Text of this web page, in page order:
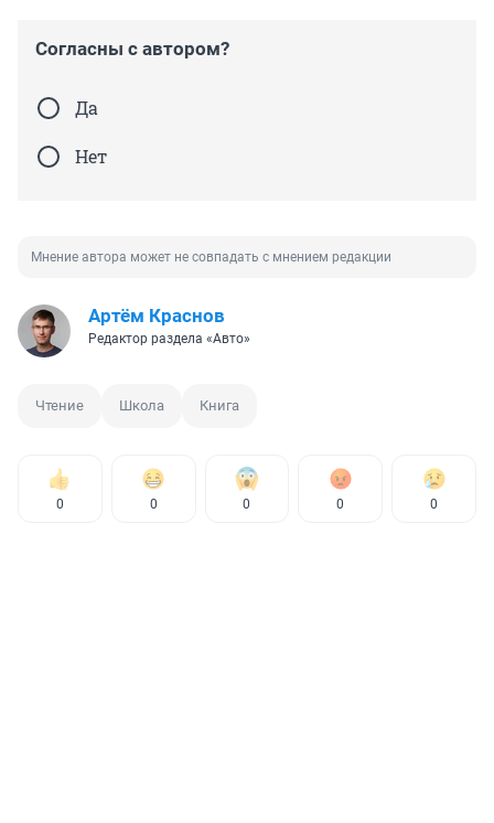
Согласны с автором?
Да
Нет
Мнение автора может не совпадать с мнением редакции
Артём Краснов
Редактор раздела «Авто»
Чтение Школа Книга
0 0 0 0 0